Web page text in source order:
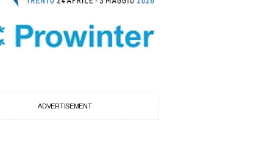
ADVERTISEMENT